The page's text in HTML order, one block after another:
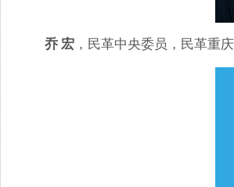
乔 宏 ，民革中央委员，民革重